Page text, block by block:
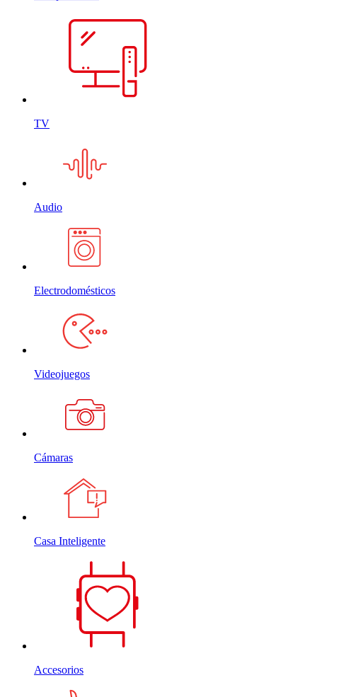
TV
Audio
Electrodomésticos
Videojuegos
Cámaras
Casa Inteligente
Accesorios